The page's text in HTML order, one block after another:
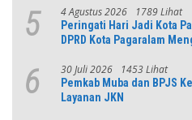
5 4 Agustus 2026 1789 Lihat
Peringati Hari Jadi Kota
DPRD Kota Pagaralam
6 30 Juli 2026 1453 Lihat
Pemkab Muba dan BPJS
Layanan JKN